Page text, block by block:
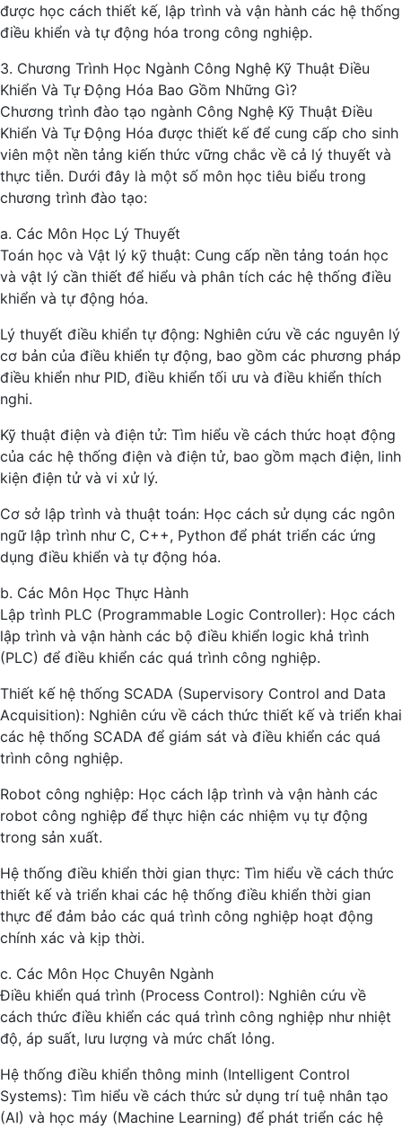
được học cách thiết kế, lập trình và vận hành các hệ thống
điều khiển và tự động hóa trong công nghiệp.
3. Chương Trình Học Ngành Công Nghệ Kỹ Thuật Điều
Khiển Và Tự Động Hóa Bao Gồm Những Gì?
Chương trình đào tạo ngành Công Nghệ Kỹ Thuật Điều
Khiển Và Tự Động Hóa được thiết kế để cung cấp cho sinh
viên một nền tảng kiến thức vững chắc về cả lý thuyết và
thực tiễn. Dưới đây là một số môn học tiêu biểu trong
chương trình đào tạo:
a. Các Môn Học Lý Thuyết
Toán học và Vật lý kỹ thuật: Cung cấp nền tảng toán học
và vật lý cần thiết để hiểu và phân tích các hệ thống điều
khiển và tự động hóa.
Lý thuyết điều khiển tự động: Nghiên cứu về các nguyên lý
cơ bản của điều khiển tự động, bao gồm các phương pháp
điều khiển như PID, điều khiển tối ưu và điều khiển thích
nghi.
Kỹ thuật điện và điện tử: Tìm hiểu về cách thức hoạt động
của các hệ thống điện và điện tử, bao gồm mạch điện, linh
kiện điện tử và vi xử lý.
Cơ sở lập trình và thuật toán: Học cách sử dụng các ngôn
ngữ lập trình như C, C++, Python để phát triển các ứng
dụng điều khiển và tự động hóa.
b. Các Môn Học Thực Hành
Lập trình PLC (Programmable Logic Controller): Học cách
lập trình và vận hành các bộ điều khiển logic khả trình
(PLC) để điều khiển các quá trình công nghiệp.
Thiết kế hệ thống SCADA (Supervisory Control and Data
Acquisition): Nghiên cứu về cách thức thiết kế và triển khai
các hệ thống SCADA để giám sát và điều khiển các quá
trình công nghiệp.
Robot công nghiệp: Học cách lập trình và vận hành các
robot công nghiệp để thực hiện các nhiệm vụ tự động
trong sản xuất.
Hệ thống điều khiển thời gian thực: Tìm hiểu về cách thức
thiết kế và triển khai các hệ thống điều khiển thời gian
thực để đảm bảo các quá trình công nghiệp hoạt động
chính xác và kịp thời.
c. Các Môn Học Chuyên Ngành
Điều khiển quá trình (Process Control): Nghiên cứu về
cách thức điều khiển các quá trình công nghiệp như nhiệt
độ, áp suất, lưu lượng và mức chất lỏng.
Hệ thống điều khiển thông minh (Intelligent Control
Systems): Tìm hiểu về cách thức sử dụng trí tuệ nhân tạo
(AI) và học máy (Machine Learning) để phát triển các hệ